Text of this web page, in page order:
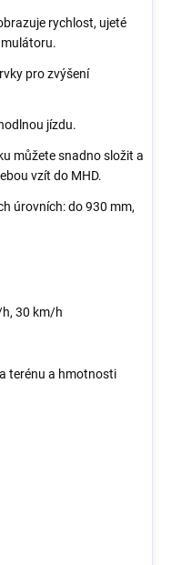
rychlost, ujeté
pro zvýšení
jízdu.
můžete snadno složit a
vzít do MHD.
úrovních: do 930 mm,
30 km/h
terénu a hmotnosti